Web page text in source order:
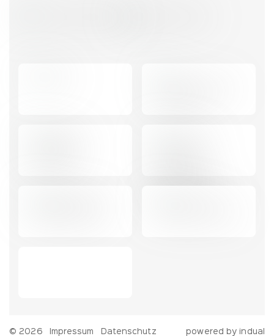
© 2026 Impressum Datenschutz powered by indual